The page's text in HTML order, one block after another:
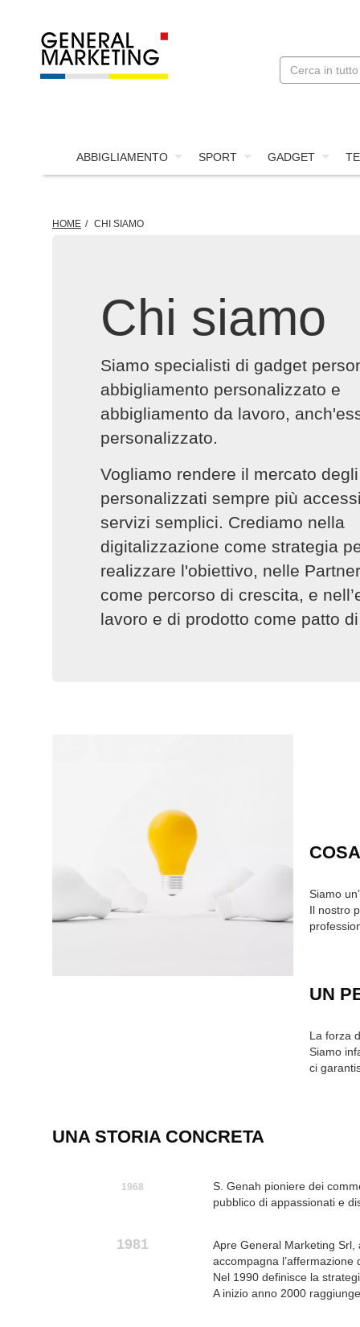
ABBIGLIAMENTO SPORT GADGET
HOME CHI SIAMO
Chi siamo
Siamo specialisti di gadget
abbigliamento personalizzato e
abbigliamento da lavoro,
personalizzato.
Vogliamo rendere il mercato
personalizzati sempre più
servizi semplici. Crediamo nella
digitalizzazione come strategia
realizzare l'obiettivo, nelle
come percorso di crescita, e
lavoro e di prodotto come patto
Siamo
Il nostro
UN
La forza
Siamo
ci
UNA STORIA CONCRETA
1968
S. Genah pioniere dei
pubblico di appassionati e
1981
Apre General Marketing
accompagna l’affermazione
Nel 1990 definisce la
A inizio anno 2000